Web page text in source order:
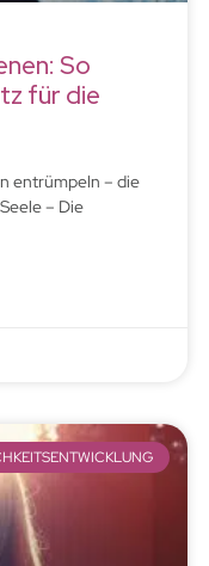
So
für die
entrümpeln – die
– Die